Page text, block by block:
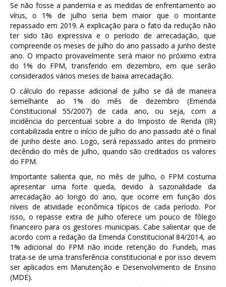
Se não fosse a pandemia e as medidas de enfrentamento ao
vírus, o 1% de julho seria bem maior que o montante
repassado em 2019. A explicação para o fato da redução não
ter sido tão expressiva e o período de arrecadação, que
compreende os meses de julho do ano passado a junho deste
ano. O impacto provavelmente será maior no próximo extra
do 1% do FPM, transferido em dezembro, em que serão
considerados vários meses de baixa arrecadação.
O cálculo do repasse adicional de julho se dá de maneira
semelhante ao 1% do mês de dezembro (Emenda
Constitucional 55/2007) de cada ano, ou seja, com a
incidência do percentual sobre a do Imposto de Renda (IR)
contabilizada entre o início de julho do ano passado até o final
de junho deste ano. Logo, será repassado antes do primeiro
decêndio do mês de julho, quando são creditados os valores
do FPM.
Importante salienta que, no mês de julho, o FPM costuma
apresentar uma forte queda, devido à sazonalidade da
arrecadação ao longo do ano, que ocorre em função dos
níveis de atividade econômica típicos de cada período. Por
isso, o repasse extra de julho oferece um pouco de fôlego
financeiro para os gestores municipais. Cabe salientar que de
acordo com a redação da Emenda Constitucional 84/2014, ao
1% adicional do FPM não incide retenção do Fundeb, mas
trata-se de uma transferência constitucional e por isso devem
ser aplicados em Manutenção e Desenvolvimento de Ensino
(MDE).